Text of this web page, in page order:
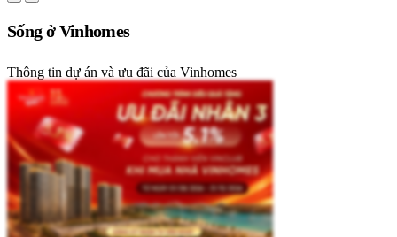
Sống ở Vinhomes
Thông tin dự án và ưu đãi của Vinhomes